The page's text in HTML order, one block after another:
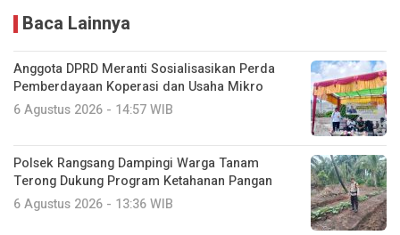
Baca Lainnya
Anggota DPRD Meranti Sosialisasikan Perda
Pemberdayaan Koperasi dan Usaha Mikro
6 Agustus 2026 - 14:57 WIB
Polsek Rangsang Dampingi Warga Tanam
Terong Dukung Program Ketahanan Pangan
6 Agustus 2026 - 13:36 WIB